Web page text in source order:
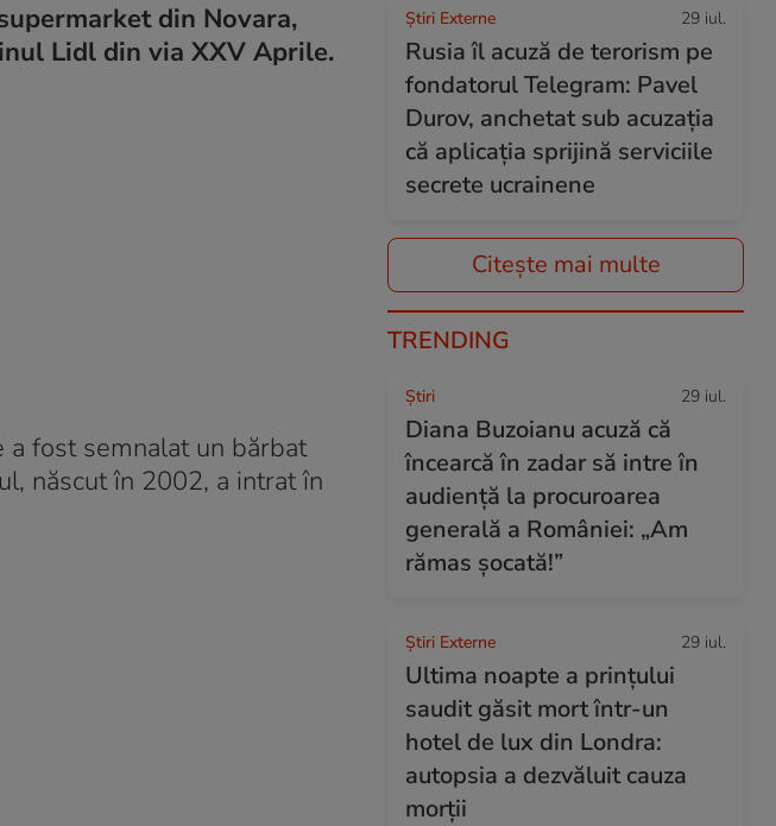
din Novara,
Lidl din via XXV Aprile.
fost semnalat un bărbat
născut în 2002, a intrat în
Știri Externe 29 iul.
Rusia îl acuză de terorism pe
fondatorul Telegram: Pavel
Durov, anchetat sub acuzația
că aplicația sprijină serviciile
secrete ucrainene
Citește mai multe
TRENDING
Ştiri 29 iul.
Diana Buzoianu acuză că
încearcă în zadar să intre în
audiență la procuroarea
generală a României: „Am
rămas șocată!”
Știri Externe 29 iul.
Ultima noapte a prințului
saudit găsit mort într-un
hotel de lux din Londra:
autopsia a dezvăluit cauza
morții